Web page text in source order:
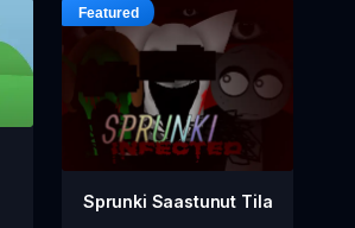
Sprunki Saastunut Tila